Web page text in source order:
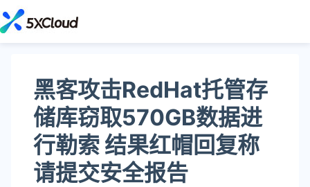
黑客攻击RedHat托管存
储库窃取570GB数据进
行勒索 结果红帽回复称
请提交安全报告